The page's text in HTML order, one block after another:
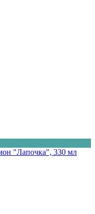
"Лапочка", 330 мл